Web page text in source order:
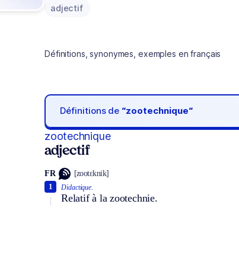
adjectif
Définitions, synonymes, exemples en français
Définitions de “zootechnique“
zootechnique
adjectif
FR [zootɛknik]
Didactique.
Relatif à la zootechnie.
1